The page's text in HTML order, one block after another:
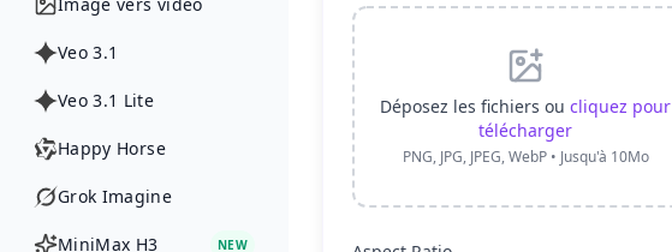
Veo 3.1
Veo 3.1 Lite
Happy Horse
Grok Imagine
MiniMax H3 NEW
Déposez les fichiers ou cliquez pour
télécharger
PNG, JPG, JPEG, WebP • Jusqu'à 10Mo